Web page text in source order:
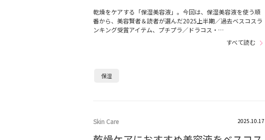
乾燥をケアする「保湿美容液」。今回は、保湿美容液を使う順
番から、美容賢者＆読者が選んだ2025上半期／過去ベスコスラ
ンキング受賞アイテム、プチプラ／ドラコス・…
すべて読む
保湿
Skin Care 2025.10.17